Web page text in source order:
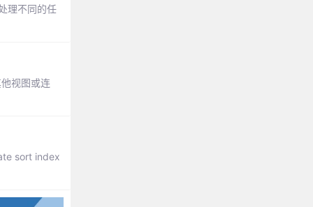
理不同的任
视图或连
sort index